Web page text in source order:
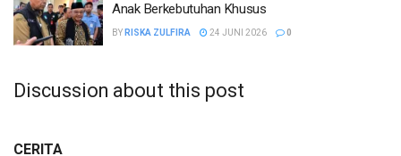
Anak Berkebutuhan Khusus
BY RISKA ZULFIRA 24 JUNI 2026 0
Discussion about this post
CERITA